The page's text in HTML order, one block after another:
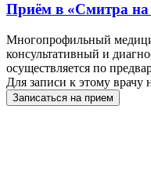
Приём в «Смитра
Многопрофильный
консультативный и
осуществляется по
Для записи к этому
Записаться на прием